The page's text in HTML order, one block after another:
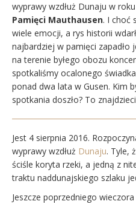
wyprawy wzdłuż Dunaju w
Pamięci Mauthausen. I choć
wiele emocji, a rys historii
najbardziej w pamięci zapadło
na terenie byłego obozu
spotkaliśmy ocalonego
ponad dwa lata w Gusen. Kim
spotkania doszło? To
Jest 4 sierpnia 2016.
wyprawy wzdłuż Dunaju. Tyle,
ściśle koryta rzeki, a jedną z
traktu naddunajskiego szlaku
Jeszcze poprzedniego